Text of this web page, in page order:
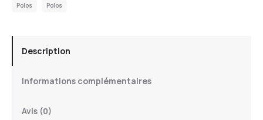
Polos Polos
Description
Informations complémentaires
Avis (0)